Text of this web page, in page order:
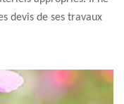
devis de ses travaux